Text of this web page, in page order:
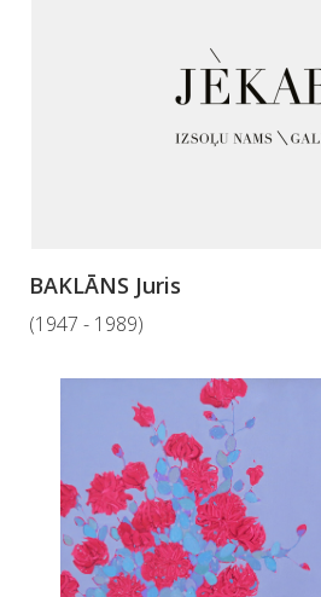
BAKLĀNS Juris
(1947 - 1989)